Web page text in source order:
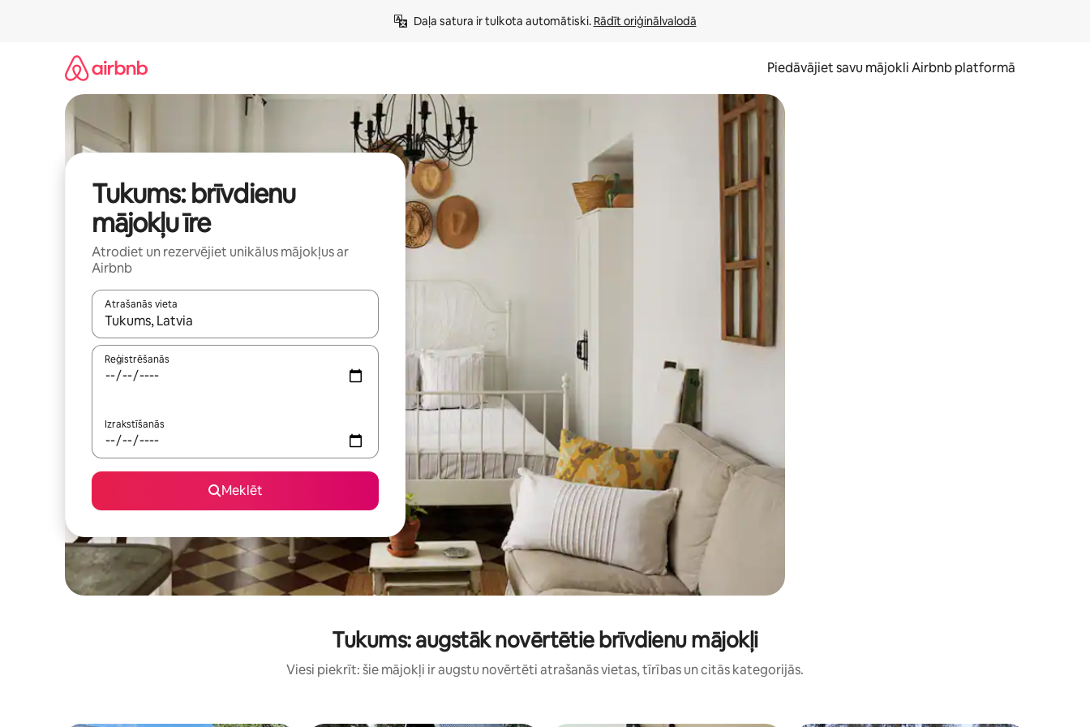
Daļa satura ir tulkota automātiski. Rādīt oriģinālvalodā
Piedāvājiet savu mājokli Airbnb platformā
Tukums: brīvdienu
mājokļu īre
Atrodiet un rezervējiet unikālus mājokļus ar
Airbnb
Atrašanās vieta
Kad rezultāti kļūs pieejami, izmantojiet bultiņu uz augšu un uz leju vai izpētiet tos, pieskaroties ekrānam vai pavelkot pa to ar pirkstu.
Reģistrēšanās
Izrakstīšanās
Meklēt
Tukums: augstāk novērtētie brīvdienu mājokļi
Viesi piekrīt: šie mājokļi ir augstu novērtēti atrašanās vietas, tīrības un citās kategorijās.